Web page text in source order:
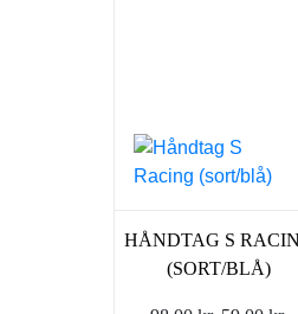
HÅNDTAG S
(SORT/BLÅ)